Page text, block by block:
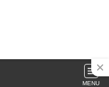
MENU